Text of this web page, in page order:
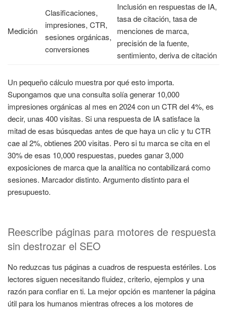
Medición
Clasificaciones,
impresiones, CTR,
sesiones orgánicas,
conversiones
Inclusión en respuestas de IA,
tasa de citación, tasa de
menciones de marca,
precisión de la fuente,
sentimiento, deriva de citación
Un pequeño cálculo muestra por qué esto importa.
Supongamos que una consulta solía generar 10,000
impresiones orgánicas al mes en 2024 con un CTR del 4%, es
decir, unas 400 visitas. Si una respuesta de IA satisface la
mitad de esas búsquedas antes de que haya un clic y tu CTR
cae al 2%, obtienes 200 visitas. Pero si tu marca se cita en el
30% de esas 10,000 respuestas, puedes ganar 3,000
exposiciones de marca que la analítica no contabilizará como
sesiones. Marcador distinto. Argumento distinto para el
presupuesto.
Reescribe páginas para motores de respuesta
sin destrozar el SEO
No reduzcas tus páginas a cuadros de respuesta estériles. Los
lectores siguen necesitando fluidez, criterio, ejemplos y una
razón para confiar en ti. La mejor opción es mantener la página
útil para los humanos mientras ofreces a los motores de